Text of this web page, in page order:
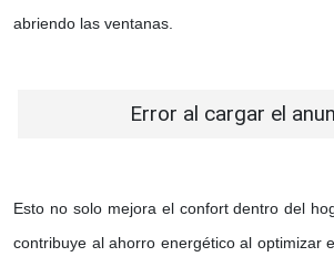
abriendo las ventanas.
Error al cargar el
Esto no solo mejora el confort dentro del
contribuye al ahorro energético al optimizar